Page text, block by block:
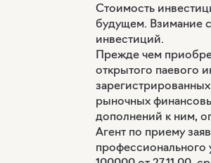
Стоимость
будущем. Взимание
инвестиций.
Прежде чем
открытого паевого
рыночных
дополнений к ним,
Агент по приему